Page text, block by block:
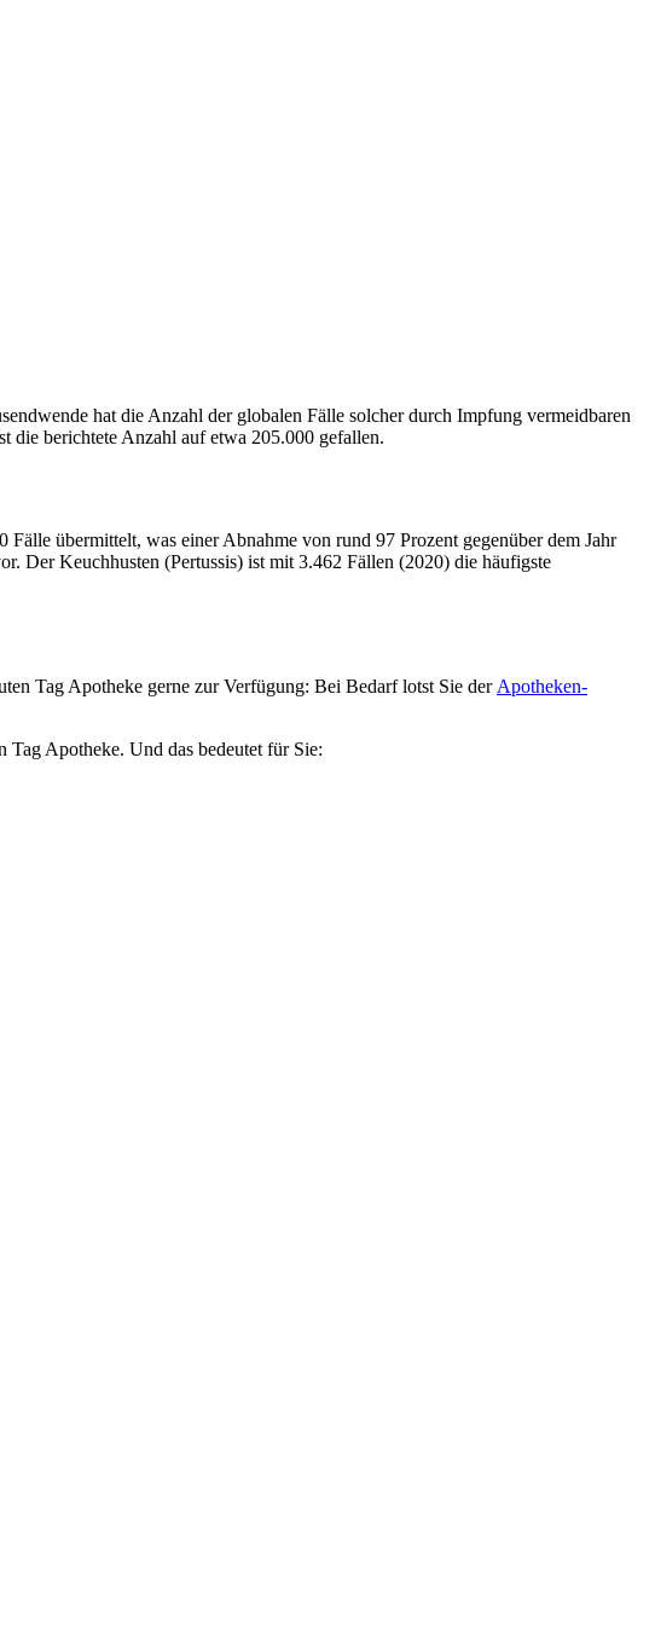
hat die Anzahl der globalen Fälle solcher durch Impfung vermeidbaren
die berichtete Anzahl auf etwa 205.000 gefallen.
übermittelt, was einer Abnahme von rund 97 Prozent gegenüber dem Jahr
Der Keuchhusten (Pertussis) ist mit 3.462 Fällen (2020) die häufigste
Tag Apotheke gerne zur Verfügung: Bei Bedarf lotst Sie der Apotheken-
Tag Apotheke. Und das bedeutet für Sie: